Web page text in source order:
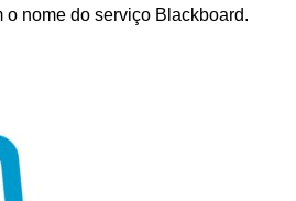
nome do serviço Blackboard.